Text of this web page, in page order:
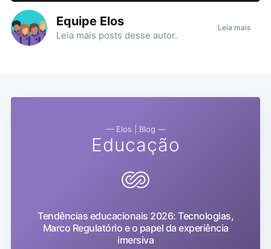
Equipe Elos
Leia mais posts desse autor.
Leia mais
— Elos | Blog —
Educação
Tendências educacionais 2026: Tecnologias,
Marco Regulatório e o papel da experiência
imersiva